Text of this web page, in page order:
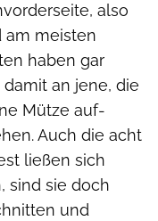
also
am meisten
haben gar
an jene, die
Mütze auf-
Auch die acht
ließen sich
sind sie doch
und